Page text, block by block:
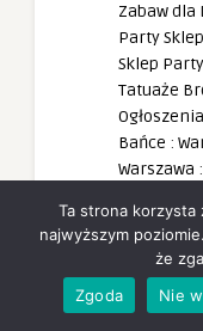
Zabaw dla
Party Sklep
Sklep Party
Tatuaże
Bańce :
Warszawa :
Ta strona korzysta
najwyższym
że
Zgoda
Nie